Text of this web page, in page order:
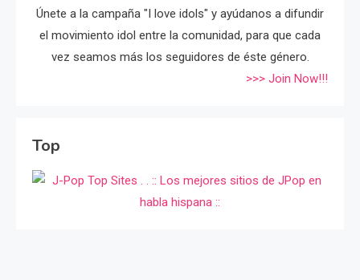
Únete a la campaña "I love idols" y ayúdanos a difundir
el movimiento idol entre la comunidad, para que cada
vez seamos más los seguidores de éste género.
>>> Join Now!!!
Top